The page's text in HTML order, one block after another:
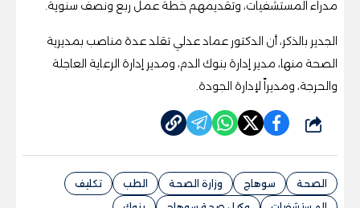
مدراء المستشفيات، وتقديمهم خطة عمل ربع ونصف سنوية.
الجدير بالذكر، أن الدكتور عماد عدلي تقلد عدة مناصب بمديرية
الصحة منها، مدير إدارة بنوك الدم، ومدير إدارة الرعاية العاجلة
والحرجة، ومديراً لإدارة الجودة.
شارك
الصحة سوهاج وزارة الصحة الطب
تكليف